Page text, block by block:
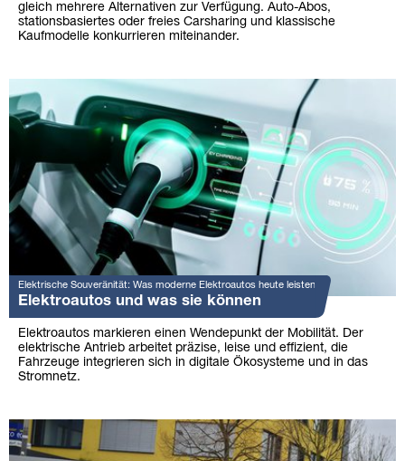
gleich mehrere Alternativen zur Verfügung. Auto-Abos,
stationsbasiertes oder freies Carsharing und klassische
Kaufmodelle konkurrieren miteinander.
Elektrische Souveränität: Was moderne Elektroautos heute leisten
Elektroautos und was sie können
Elektroautos markieren einen Wendepunkt der Mobilität. Der
elektrische Antrieb arbeitet präzise, leise und effizient, die
Fahrzeuge integrieren sich in digitale Ökosysteme und in das
Stromnetz.